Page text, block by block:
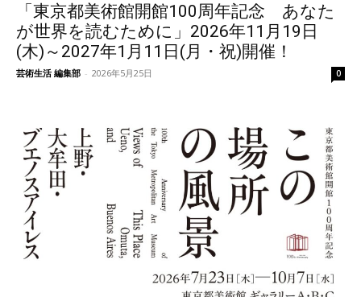
「東京都美術館開館100周年記念 あなた
が世界を読むために」2026年11月19日
(木)～2027年1月11日(月・祝)開催！
芸術生活 編集部 - 2026年5月25日 0